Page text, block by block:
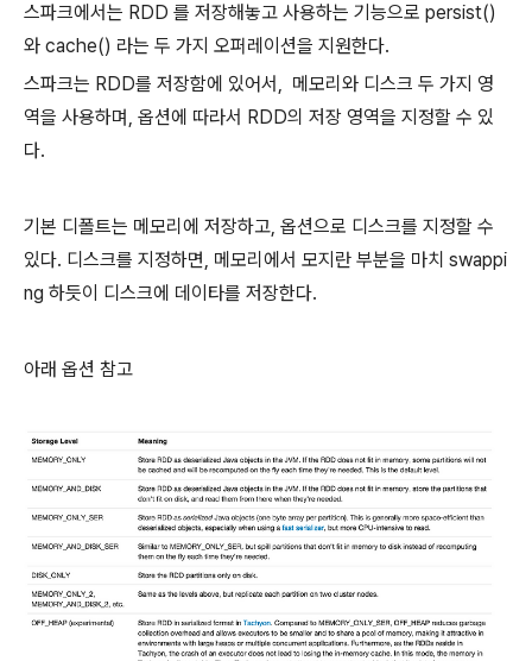
스파크에서는 RDD 를 저장해놓고 사용하는 기능으로 persist()
와 cache() 라는 두 가지 오퍼레이션을 지원한다.
스파크는 RDD를 저장함에 있어서, 메모리와 디스크 두 가지 영
역을 사용하며, 옵션에 따라서 RDD의 저장 영역을 지정할 수 있
다.
기본 디폴트는 메모리에 저장하고, 옵션으로 디스크를 지정할 수
있다. 디스크를 지정하면, 메모리에서 모지란 부분을 마치 swappi
ng 하듯이 디스크에 데이타를 저장한다.
아래 옵션 참고